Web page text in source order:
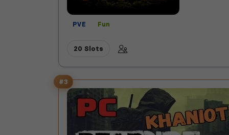
PVE Fun
20 Slots
#3